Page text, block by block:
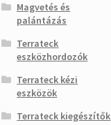
Magvetés és
palántázás
Terrateck
eszközhordozók
Terrateck kézi
eszközök
Terrateck kiegészítők